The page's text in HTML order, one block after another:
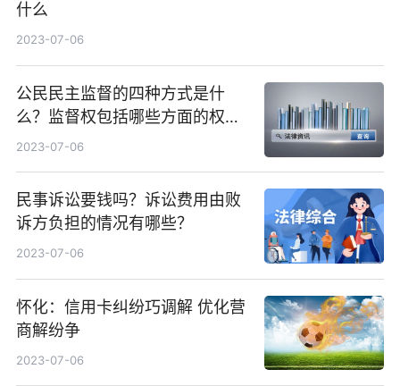
什么
2023-07-06
公民民主监督的四种方式是什
么？监督权包括哪些方面的权
利？_天天热门
2023-07-06
民事诉讼要钱吗？诉讼费用由败
诉方负担的情况有哪些？
2023-07-06
怀化：信用卡纠纷巧调解 优化营
商解纷争
2023-07-06